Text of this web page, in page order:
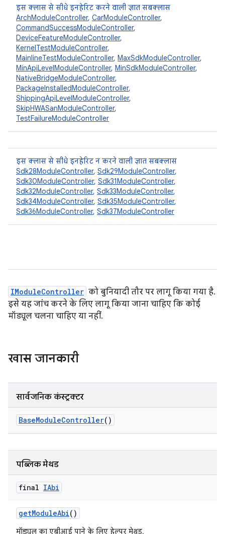
इस क्लास से सीधे इनहेरिट करने वाली ज्ञात सबक्लास
ArchModuleController, CarModuleController,
CommandSuccessModuleController,
DeviceFeatureModuleController,
KernelTestModuleController,
MainlineTestModuleController, MaxSdkModuleController,
MinApiLevelModuleController, MinSdkModuleController,
NativeBridgeModuleController,
PackageInstalledModuleController,
ShippingApiLevelModuleController,
SkipHWASanModuleController,
TestFailureModuleController
इस क्लास से सीधे इनहेरिट न करने वाली ज्ञात सबक्लास
Sdk28ModuleController, Sdk29ModuleController,
Sdk30ModuleController, Sdk31ModuleController,
Sdk32ModuleController, Sdk33ModuleController,
Sdk34ModuleController, Sdk35ModuleController,
Sdk36ModuleController, Sdk37ModuleController
IModuleController को बुनियादी तौर पर लागू किया गया है.
इसे यह जांच करने के लिए लागू किया जाना चाहिए कि कोई
मॉड्यूल चलना चाहिए या नहीं.
खास जानकारी
सार्वजनिक कंस्ट्रक्टर
BaseModuleController()
पब्लिक मेथड
final IAbi
getModuleAbi()
मॉड्यूल का एबीआई पाने के लिए हेल्पर मेथड.